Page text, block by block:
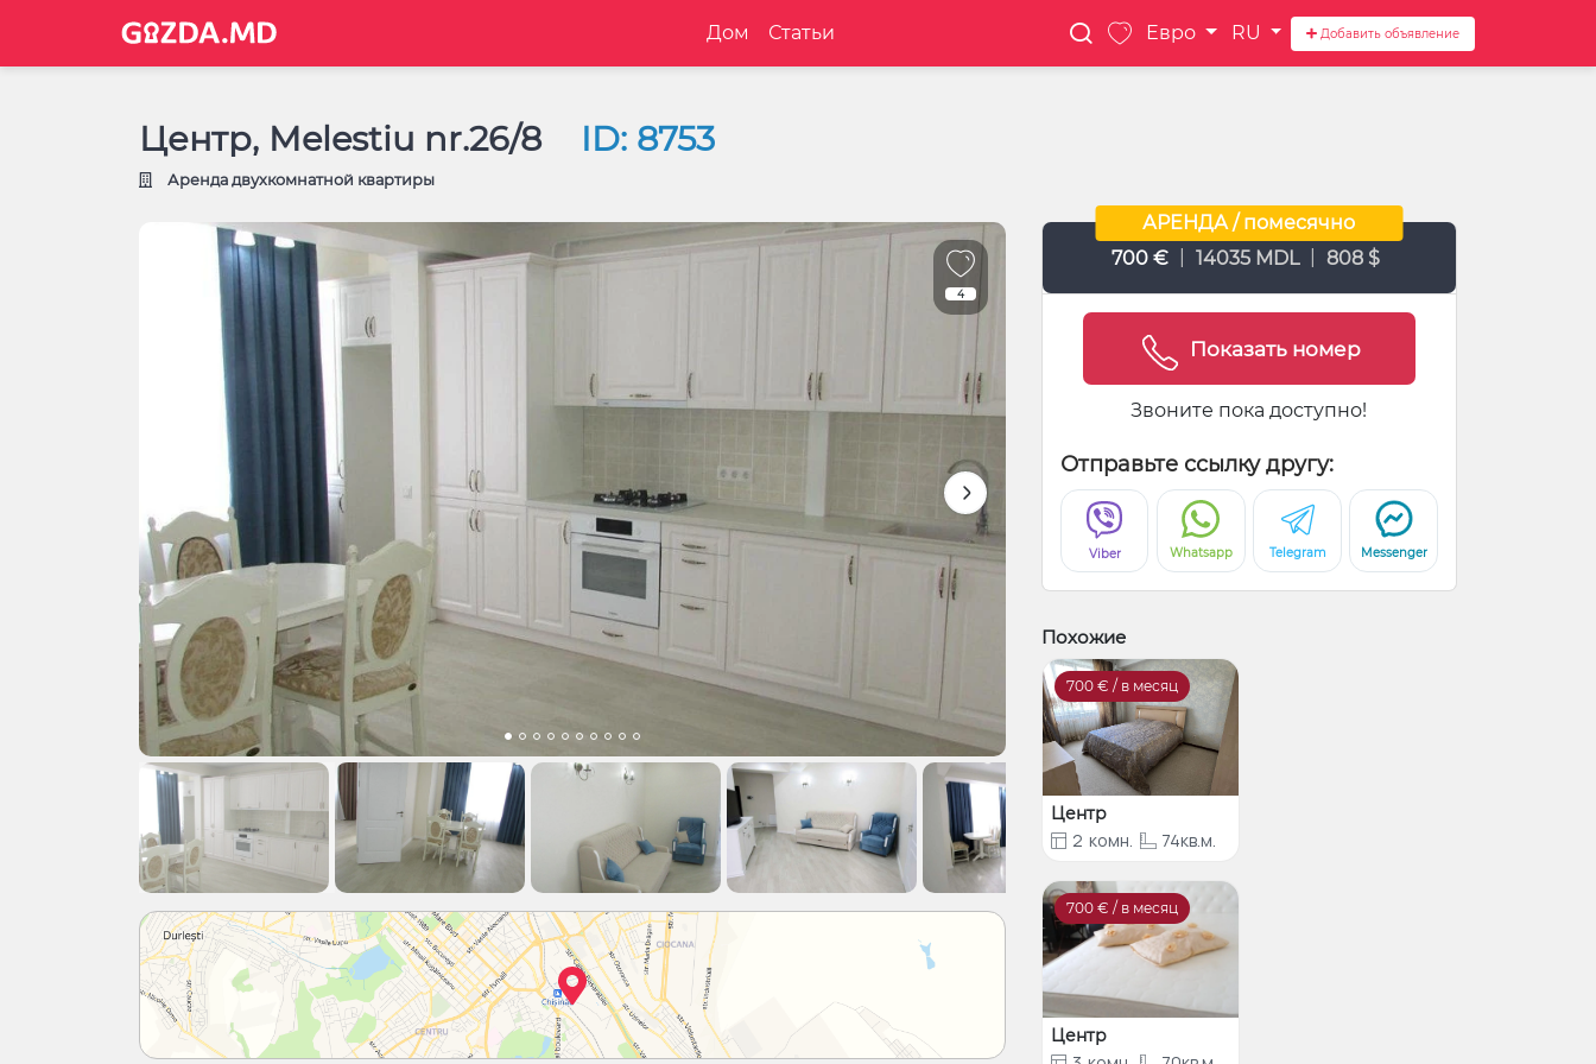
Дом Статьи Евро RU Добавить объявление
Центр, Melestiu nr.26/8 ID: 8753
Аренда двухкомнатной квартиры
4
АРЕНДА / помесячно
700 €
14035 MDL 808 $
Показать номер
Звоните пока доступно!
Отправьте ссылку другу:
Viber Whatsapp Telegram Messenger
Похожие
700 € / в месяц
Центр
2 комн. 74кв.м.
700 € / в месяц
Центр